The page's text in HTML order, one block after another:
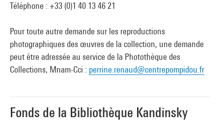
Téléphone : +33 (0)1 40 13 46 21
Pour toute autre demande sur les reproductions
photographiques des œuvres de la collection, une demande
peut être adressée au service de la Photothèque des
Collections, Mnam-Cci : perrine.renaud@centrepompidou.fr
Fonds de la Bibliothèque Kandinsky